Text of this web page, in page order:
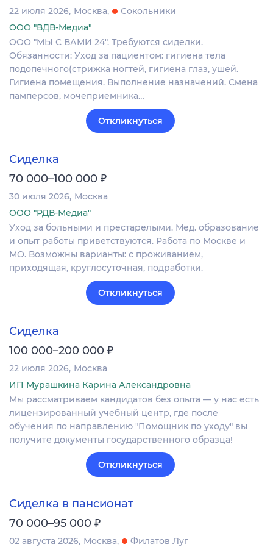
22 июля 2026 Москва
Сокольники
ООО "ВДВ-Медиа"
ООО "МЫ С ВАМИ 24". Требуются сиделки.
Обязанности: Уход за пациентом: гигиена тела
подопечного(стрижка ногтей, гигиена глаз, ушей.
Гигиена помещения. Выполнение назначений. Смена
памперсов, мочеприемника…
Откликнуться
Сиделка
70 000–100 000 ₽
30 июля 2026 Москва
ООО "РДВ-Медиа"
Уход за больными и престарелыми. Мед. образование
и опыт работы приветствуются. Работа по Москве и
МО. Возможны варианты: с проживанием,
приходящая, круглосуточная, подработки.
Откликнуться
Сиделка
100 000–200 000 ₽
22 июля 2026 Москва
ИП Мурашкина Карина Александровна
Мы рассматриваем кандидатов без опыта — у нас есть
лицензированный учебный центр, где после
обучения по направлению "Помощник по уходу" вы
получите документы государственного образца!
Откликнуться
Сиделка в пансионат
70 000–95 000 ₽
02 августа 2026 Москва
Филатов Луг